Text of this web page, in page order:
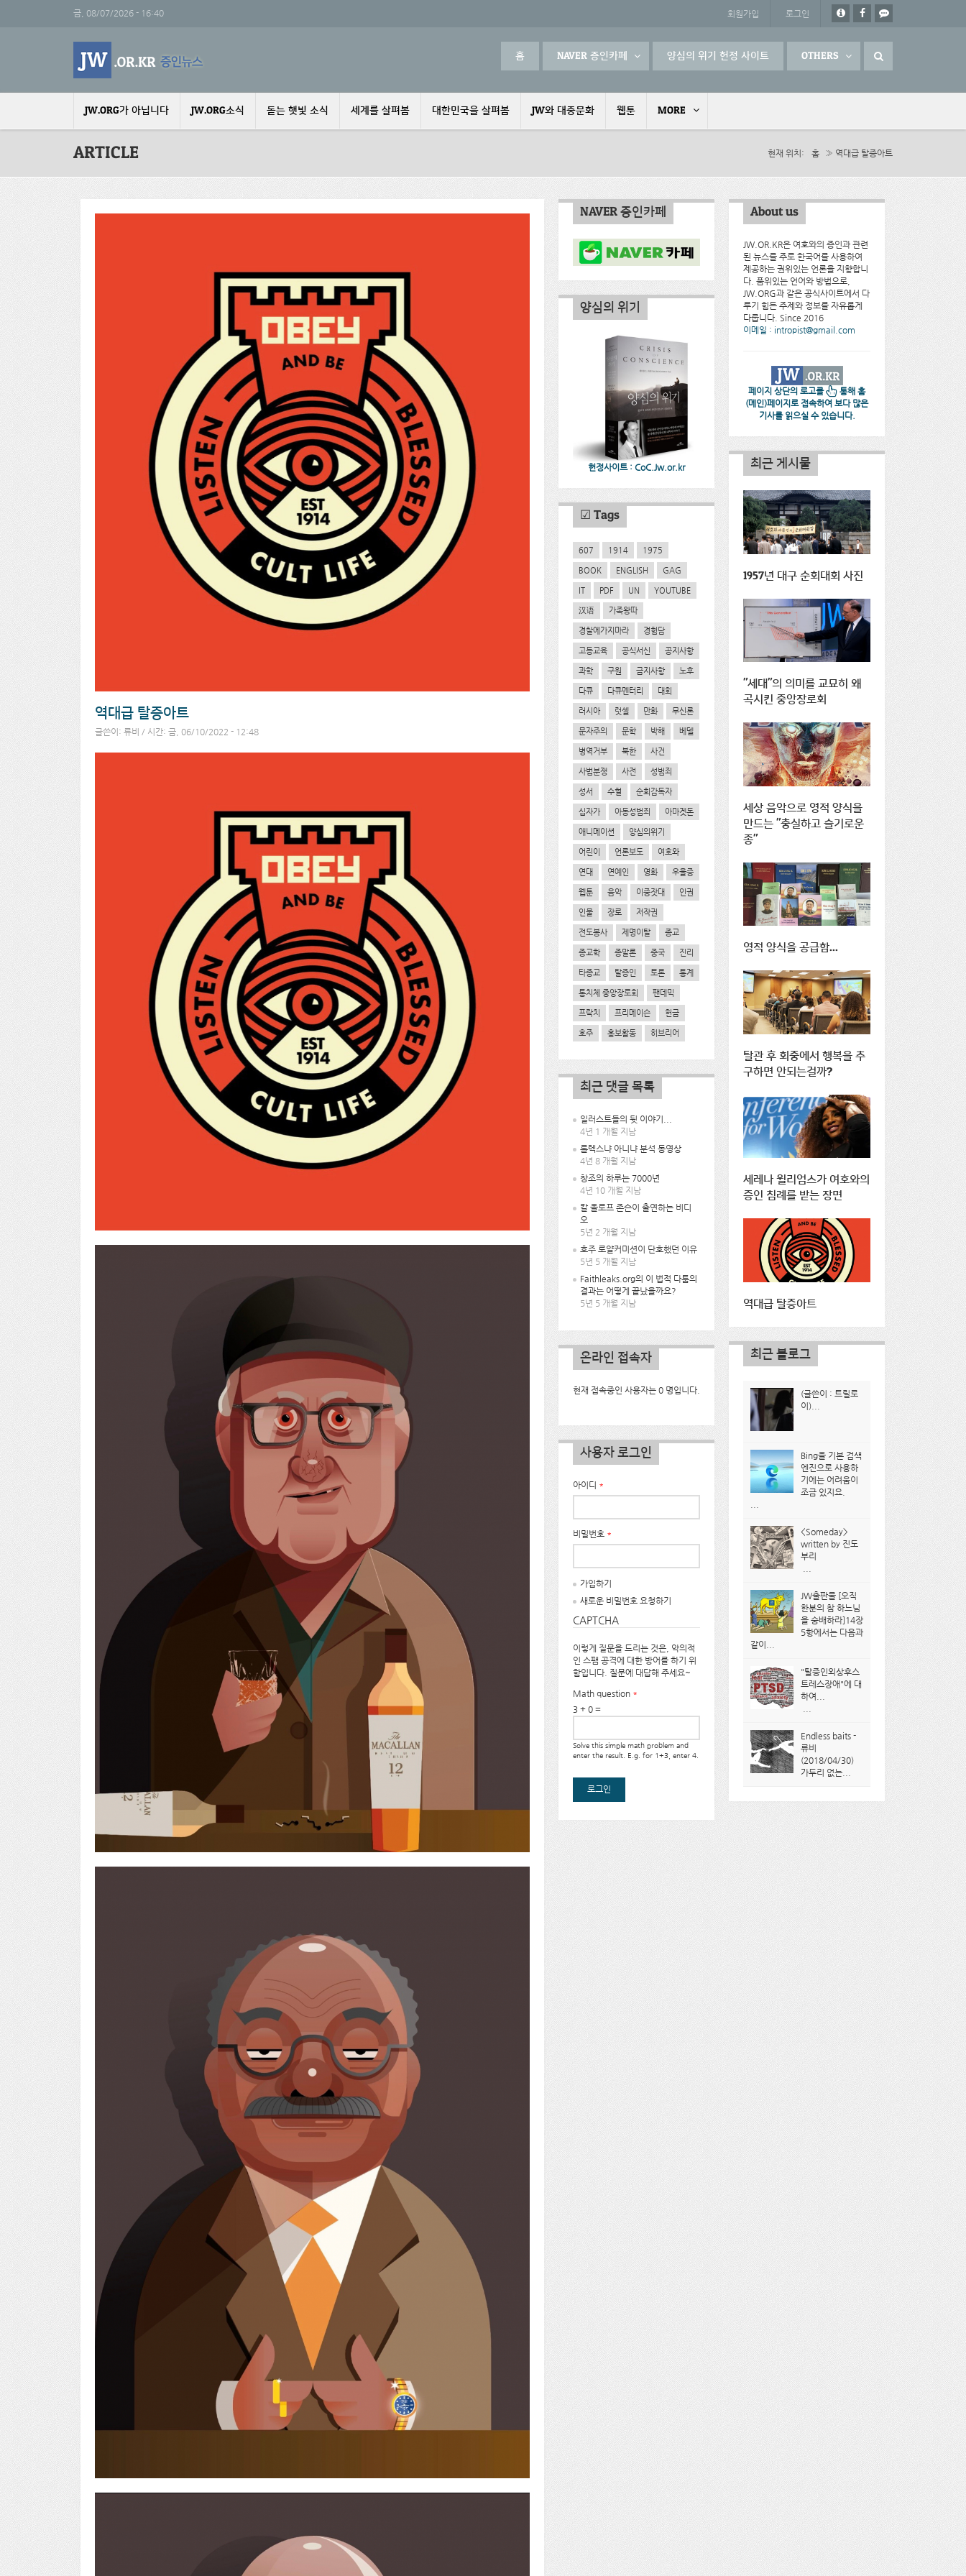
주요 콘텐츠로 건너뛰기금, 08/07/2026 - 16:40 회원가입 로그인
홈 NAVER 증인카페 양심의 위기 헌정 사이트 OTHERS
JW.ORG가 아닙니다 JW.ORG소식 돋는 햇빛 소식 세계를 살펴봄 대한민국을 살펴봄 JW와 대중문화 웹툰 MORE
ARTICLE 현재 위치 홈 » 역대급 탈증아트
역대급 탈증아트
글쓴이: 류비 / 시간: 금, 06/10/2022 - 12:48
NAVER 증인카페 About us
JW.OR.KR은 여호와의 증인과 관련
된 뉴스를 주로 한국어를 사용하여
제공하는 권위있는 언론을 지향합니
다. 품위있는 언어와 방법으로,
JW.ORG과 같은 공식사이트에서 다
루기 힘든 주제와 정보를 자유롭게
다룹니다. Since 2016
이메일 : intropist@gmail.com
페이지 상단의 로고를
통해 홈
(메인)페이지로 접속하여 보다 많은
기사를 읽으실 수 있습니다.
양심의 위기
헌정사이트 : CoC.Jw.or.kr 최근 게시물
1957년 대구 순회대회 사진
"세대"의 의미를 교묘히 왜
곡시킨 중앙장로회
세상 음악으로 영적 양식을
만드는 "충실하고 슬기로운
종"
영적 양식을 공급함...
탈관 후 회중에서 행복을 추
구하면 안되는걸까?
세레나 윌리엄스가 여호와의
증인 침례를 받는 장면
역대급 탈증아트
☑ Tags
607 1914 1975
BOOK ENGLISH GAG
IT PDF UN YOUTUBE
汉语 가족왕따
경찰에가지마라 경험담
고등교육 공식서신 공지사항
과학 구원 금지사항 노후
다큐 다큐멘터리 대회
러시아 럿셀 만화 무신론
문자주의 문학 박해 베델
병역거부 북한 사건
사법분쟁 사전 성범죄
성서 수혈 순회감독자
십자가 아동성범죄 아마겟돈
애니메이션 양심의위기
어린이 언론보도 여호와
연대 연예인 영화 우울증
웹툰 음악 이중잣대 인권
인물 장로 저작권
전도봉사 제명이탈 종교
종교학 종말론 중국 진리
타종교 탈증인 토론 통계
통치체 중앙장로회 팬데믹
프락치 프리메이슨 헌금
호주 홍보활동 히브리어
최근 댓글 목록
일러스트들의 뒷 이야기...
4년 1 개월 지남
롤렉스냐 아니냐 분석 동영상
4년 8 개월 지남
창조의 하루는 7000년
4년 10 개월 지남
칼 올로프 존슨이 출연하는 비디
오
5년 2 개월 지남
호주 로얄커미션이 단호했던 이유
5년 5 개월 지남
Faithleaks.org의 이 법적 다툼의
결과는 어떻게 끝났을까요?
5년 5 개월 지남
최근 블로그
(글쓴이 : 트릴로
이)...
Bing을 기본 검색
엔진으로 사용하
기에는 어려움이
조금 있지요.
<Someday>
written by 진도
부리
JW출판물 [오직
한분의 참 하느님
을 숭배하라]14장
5항에서는 다음과
같이...
"탈증인외상후스
트레스장애"에 대
하여...
Endless baits -
류비
(2018/04/30)
가두리 없는...
온라인 접속자
현재 접속중인 사용자는 0 명입니다.
사용자 로그인
아이디 *
비밀번호 *
가입하기
새로운 비밀번호 요청하기
CAPTCHA
이렇게 질문을 드리는 것은, 악의적
인 스팸 공격에 대한 방어를 하기 위
함입니다. 질문에 대답해 주세요~
Math question *
3 + 0 =
Solve this simple math problem and
enter the result. E.g. for 1+3, enter 4.